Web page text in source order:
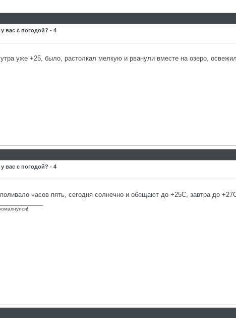
у вас с погодой? - 4
уже +25, было, растолкал мелкую и рванули вместе на озеро,
у вас с погодой? - 4
часов пять, сегодня солнечно и обещают до +25С, завтра до